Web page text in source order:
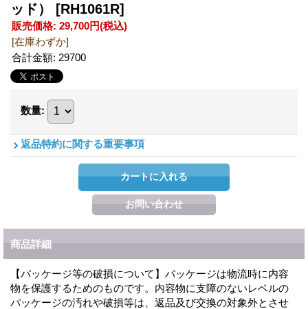
ッド） [RH1061R]
販売価格: 29,700円(税込)
[在庫わずか]
合計金額: 29700
数量:
返品特約に関する重要事項
商品詳細
【パッケージ等の破損について】パッケージは物流時に内容
物を保護するためのものです。内容物に支障のないレベルの
パッケージの汚れや破損等は、返品及び交換の対象外とさせ